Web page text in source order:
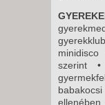
szerint
ellenében